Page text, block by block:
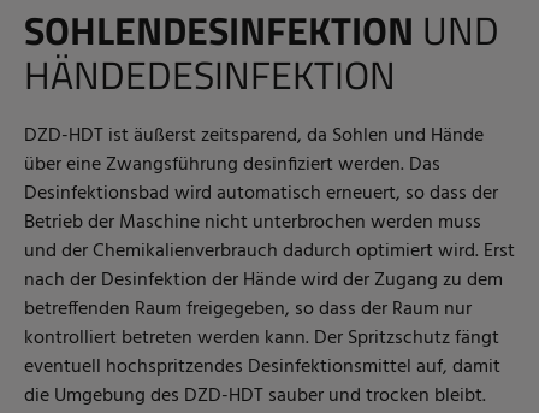
SOHLENDESINFEKTION UND
HÄNDEDESINFEKTION
DZD-HDT ist äußerst zeitsparend, da Sohlen und Hände
über eine Zwangsführung desinfiziert werden. Das
Desinfektionsbad wird automatisch erneuert, so dass der
Betrieb der Maschine nicht unterbrochen werden muss
und der Chemikalienverbrauch dadurch optimiert wird. Erst
nach der Desinfektion der Hände wird der Zugang zu dem
betreffenden Raum freigegeben, so dass der Raum nur
kontrolliert betreten werden kann. Der Spritzschutz fängt
eventuell hochspritzendes Desinfektionsmittel auf, damit
die Umgebung des DZD-HDT sauber und trocken bleibt.